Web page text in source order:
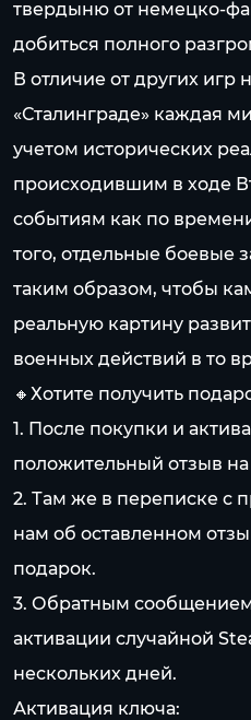
твердыню от немецко-
добиться полного
В отличие от других игр
«Сталинграде» каждая
учетом исторических
происходившим в ходе
событиям как по
того, отдельные боевые
таким образом, чтобы
реальную картину
военных действий в то
🔸Хотите получить
1. После покупки и
положительный отзыв
2. Там же в переписке с
нам об оставленном
подарок.
3. Обратным
активации случайной
нескольких дней.
Активация ключа: